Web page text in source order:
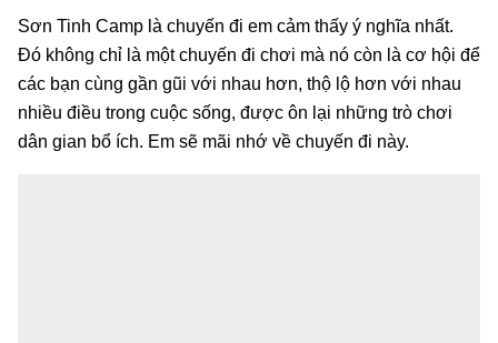
Sơn Tinh Camp là chuyến đi em cảm thấy ý nghĩa nhất.
Đó không chỉ là một chuyến đi chơi mà nó còn là cơ hội để
các bạn cùng gần gũi với nhau hơn, thộ lộ hơn với nhau
nhiều điều trong cuộc sống, được ôn lại những trò chơi
dân gian bổ ích. Em sẽ mãi nhớ về chuyến đi này.